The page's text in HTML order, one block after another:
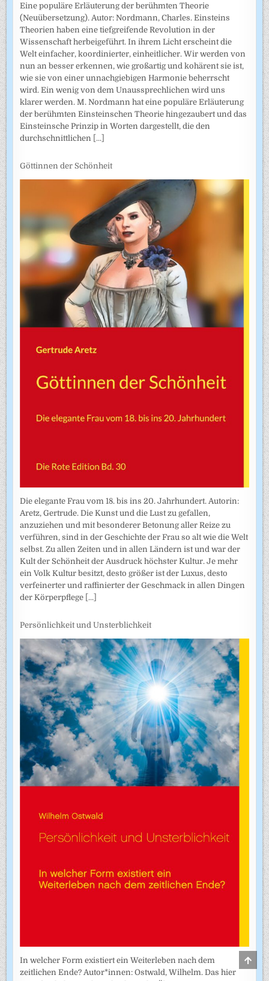
Eine populäre Erläuterung der berühmten Theorie
(Neuübersetzung). Autor: Nordmann, Charles. Einsteins
Theorien haben eine tiefgreifende Revolution in der
Wissenschaft herbeigeführt. In ihrem Licht erscheint die
Welt einfacher, koordinierter, einheitlicher. Wir werden von
nun an besser erkennen, wie großartig und kohärent sie ist,
wie sie von einer unnachgiebigen Harmonie beherrscht
wird. Ein wenig von dem Unaussprechlichen wird uns
klarer werden. M. Nordmann hat eine populäre Erläuterung
der berühmten Einsteinschen Theorie hingezaubert und das
Einsteinsche Prinzip in Worten dargestellt, die den
durchschnittlichen [...]
Göttinnen der Schönheit
Die elegante Frau vom 18. bis ins 20. Jahrhundert. Autorin:
Aretz, Gertrude. Die Kunst und die Lust zu gefallen,
anzuziehen und mit besonderer Betonung aller Reize zu
verführen, sind in der Geschichte der Frau so alt wie die Welt
selbst. Zu allen Zeiten und in allen Ländern ist und war der
Kult der Schönheit der Ausdruck höchster Kultur. Je mehr
ein Volk Kultur besitzt, desto größer ist der Luxus, desto
verfeinerter und raffinierter der Geschmack in allen Dingen
der Körperpflege [...]
Persönlichkeit und Unsterblichkeit
In welcher Form existiert ein Weiterleben nach dem
zeitlichen Ende? Autor*innen: Ostwald, Wilhelm. Das hier
TO
TOP